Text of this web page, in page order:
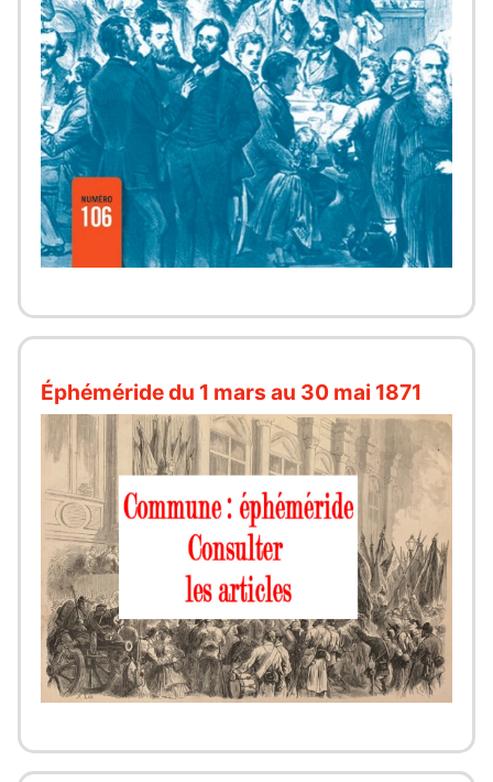
Éphéméride du 1 mars au 30 mai 1871